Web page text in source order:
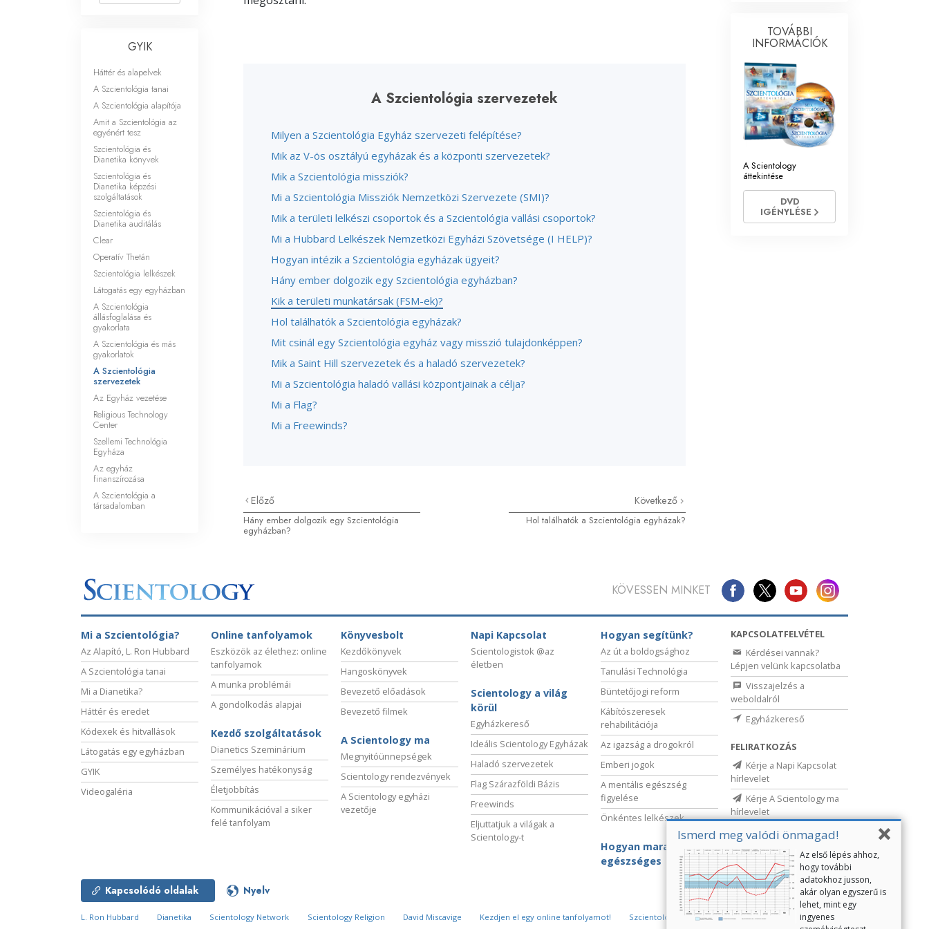
Mi a nagyság?
Megoldások a drogokra
Eszközök a munkahelyen
Az etika és az állapotok
Az elnyomás oka
A szervezés alapjai
A public relations alapjai
A Szcientológia szervezetek
Milyen a Szcientológia Egyház szervezeti felépítése?
Mik az V-ös osztályú egyházak és a központi szervezetek?
Mik a Szcientológia missziók?
Mi a Szcientológia Missziók Nemzetközi Szervezete (SMI)?
Mik a területi lelkészi csoportok és a Szcientológia vallási csoportok?
Mi a Hubbard Lelkészek Nemzetközi Egyházi Szövetsége (I HELP)?
Hogyan intézik a Szcientológia egyházak ügyeit?
Hány ember dolgozik egy Szcientológia egyházban?
Kik a területi munkatársak (FSM-ek)?
Hol találhatók a Szcientológia egyházak?
Mit csinál egy Szcientológia egyház vagy misszió tulajdonképpen?
Mik a Saint Hill szervezetek és a haladó szervezetek?
Mi a Szcientológia haladó vallási központjainak a célja?
Mi a Flag?
Mi a Freewinds?
Előző
Hány ember dolgozik egy Szcientológia
egyházban?
Következő
Hol találhatók a Szcientológia egyházak?
GYIK
Háttér és alapelvek
A Szcientológia tanai
A Szcientológia alapítója
Amit a Szcientológia az
egyénért tesz
Szcientológia és
Dianetika könyvek
Szcientológia és
Dianetika képzési
szolgáltatások
Szcientológia és
Dianetika auditálás
Clear
Operatív Thetán
Szcientológia lelkészek
Látogatás egy egyházban
A Szcientológia
állásfoglalása és
gyakorlata
A Szcientológia és más
gyakorlatok
A Szcientológia
szervezetek
Az Egyház vezetése
Religious Technology
Center
Szellemi Technológia
Egyháza
Az egyház
finanszírozása
A Szcientológia a
társadalomban
TOVÁBBI
INFORMÁCIÓK
A Scientology
áttekintése
DVD
IGÉNYLÉSE
Ismerd meg valódi önmagad!
Az első lépés ahhoz,
hogy további
adatokhoz jusson,
akár olyan egyszerű is
lehet, mint egy
ingyenes
KÖVESSEN MINKET
Mi a Szcientológia?
Az Alapító, L. Ron Hubbard
A Szcientológia tanai
Mi a Dianetika?
Háttér és eredet
Kódexek és hitvallások
Látogatás egy egyházban
GYIK
Videogaléria
Online tanfolyamok
Eszközök az élethez: online
tanfolyamok
A munka problémái
A gondolkodás alapjai
Kezdő szolgáltatások
Dianetics Szeminárium
Személyes hatékonyság
Életjobbítás
Kommunikációval a siker
felé tanfolyam
Könyvesbolt
Kezdőkönyvek
Hangoskönyvek
Bevezető előadások
Bevezető filmek
A Scientology ma
Megnyitóünnepségek
Scientology rendezvények
A Scientology egyházi
vezetője
Napi Kapcsolat
Scientologistok @az
életben
Scientology a világ
körül
Egyházkereső
Ideális Scientology Egyházak
Haladó szervezetek
Flag Szárazföldi Bázis
Freewinds
Eljuttatjuk a világak a
Scientology-t
Hogyan segítünk?
Az út a boldogsághoz
Tanulási Technológia
Büntetőjogi reform
Kábítószeresek
rehabilitációja
Az igazság a drogokról
Emberi jogok
A mentális egészség
figyelése
Önkéntes lelkészek
Hogyan maradj
egészséges
KAPCSOLATFELVÉTEL
Kérdései vannak?
Lépjen velünk kapcsolatba
Visszajelzés a
weboldalról
Egyházkereső
FELIRATKOZÁS
Kérje a Napi Kapcsolat
hírlevelet
Kérje A Scientology ma
hírlevelet
Kapcsolódó oldalak Nyelv
L. Ron Hubbard Dianetika Scientology Network Scientology Religion David Miscavige Kezdjen el egy online tanfolyamot!
Szcientológia önkéntes lelkészek